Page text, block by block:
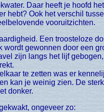
Daar heeft je hoofd
hebt? Ook het verschil
vooruitzichten.
gewonnen door een
zijn langs het lijf
te zetten was er
kan je weinig zien. De
donker.
ongeveer zo: